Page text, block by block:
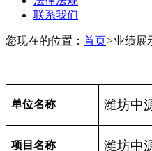
联系我们
您现在的位置： 首页>业绩展
单位名称 潍坊中
项目名称 潍坊中